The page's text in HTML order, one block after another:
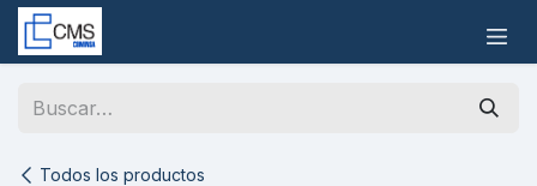
Ir al contenido
Todos los productos